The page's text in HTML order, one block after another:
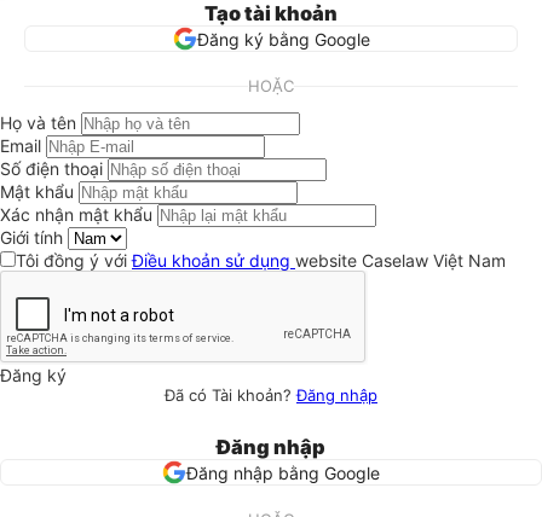
Tạo tài khoản
Đăng ký bằng Google
HOẶC
Họ và tên
Email
Số điện thoại
Mật khẩu
Xác nhận mật khẩu
Giới tính
Tôi đồng ý vớiĐiều khoản sử dụng website Caselaw Việt Nam
Đăng ký
Đã có Tài khoản?Đăng nhập
Đăng nhập
Đăng nhập bằng Google